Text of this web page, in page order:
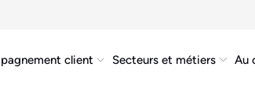
client Secteurs et métiers Au